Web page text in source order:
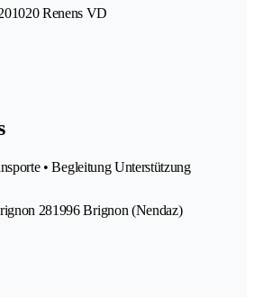
1020 Renens VD
• Begleitung Unterstützung
281996 Brignon (Nendaz)